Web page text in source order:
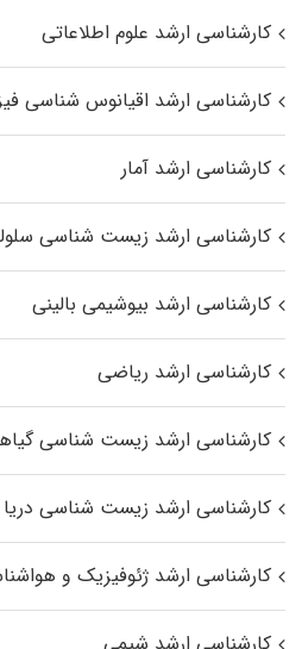
کارشناسی ارشد علوم اطلاعاتی
کارشناسی ارشد اقیانوس‌ شناسی
کارشناسی ارشد آمار
کارشناسی ارشد زیست شناسی
کارشناسی ارشد بیوشیمی بالینی
کارشناسی ارشد ریاضی
کارشناسی ارشد زیست‌ شناسی
کارشناسی ارشد زیست‌ شناسی دریا
کارشناسی ارشد ژئوفیزیک و